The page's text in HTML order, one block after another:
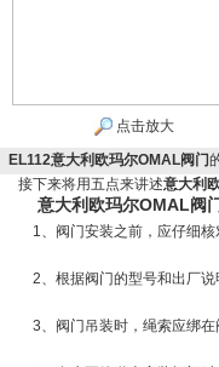
点击放大
EL112意大利欧玛尔OMAL阀门
接下来将用五点来讲述意大利
意大利欧玛尔OMAL阀
1、阀门安装之前，应仔细
2、根据阀门的型号和出厂
3、阀门吊装时，绳索应绑